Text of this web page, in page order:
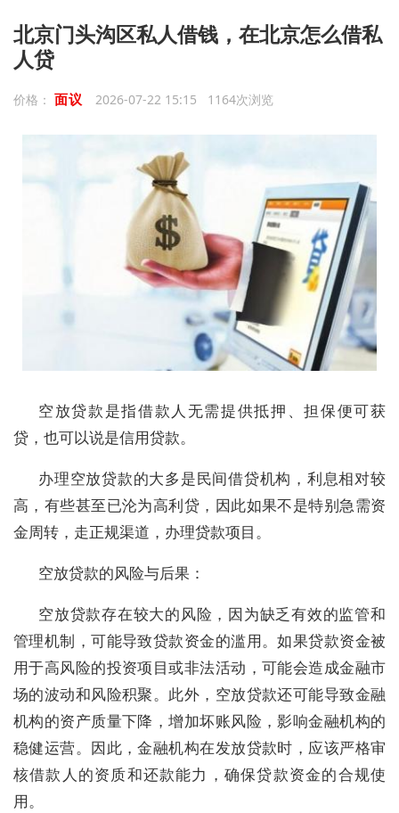
北京门头沟区私人借钱，在北京怎么借私
人贷
价格： 面议 2026-07-22 15:15 1164次浏览
空放贷款是指借款人无需提供抵押、担保便可获
贷，也可以说是信用贷款。
办理空放贷款的大多是民间借贷机构，利息相对较
高，有些甚至已沦为高利贷，因此如果不是特别急需资
金周转，走正规渠道，办理贷款项目。
空放贷款的风险与后果：
空放贷款存在较大的风险，因为缺乏有效的监管和
管理机制，可能导致贷款资金的滥用。如果贷款资金被
用于高风险的投资项目或非法活动，可能会造成金融市
场的波动和风险积聚。此外，空放贷款还可能导致金融
机构的资产质量下降，增加坏账风险，影响金融机构的
稳健运营。因此，金融机构在发放贷款时，应该严格审
核借款人的资质和还款能力，确保贷款资金的合规使
用。